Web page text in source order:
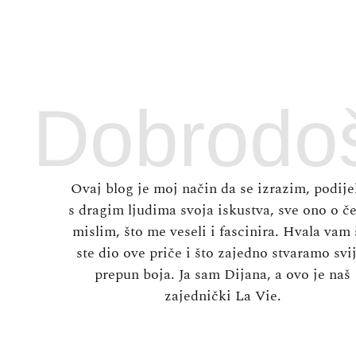
Ovaj blog je moj način da se izrazim,
s dragim ljudima svoja iskustva, sve ono o
mislim, što me veseli i fascinira. Hvala vam
ste dio ove priče i što zajedno stvaramo
prepun boja. Ja sam Dijana, a ovo je naš
zajednički La Vie.